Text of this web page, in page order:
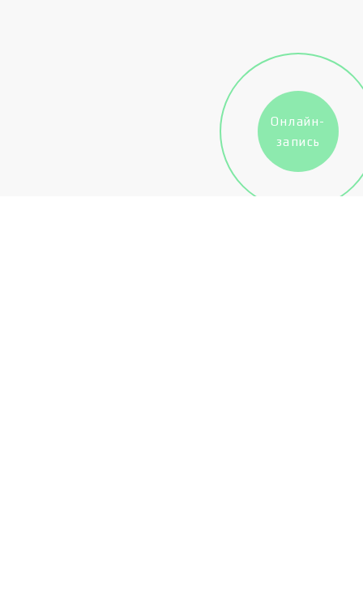
Онлайн-
запись